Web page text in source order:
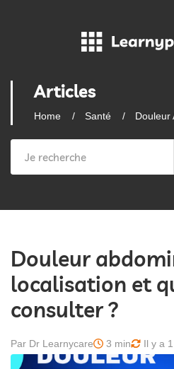
Articles
Home Santé Douleur
Douleur
localisation et
consulter ?
Par Dr Learnycare 3 min Il y a